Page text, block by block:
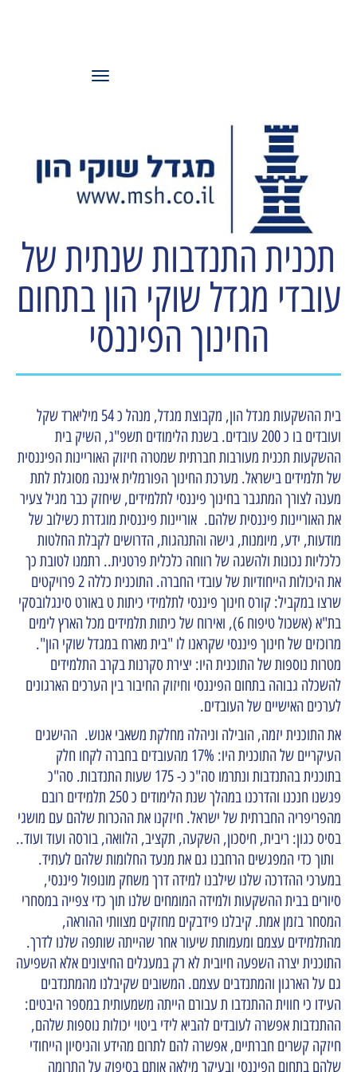
תפריט
תכנית התנדבות שנתית של
עובדי מגדל שוקי הון בתחום
החינוך הפיננסי
בית ההשקעות מגדל הון, מקבוצת מגדל, מנהל כ 54 מיליארד שקל
ועובדים בו כ 200 עובדים. בשנת הלימודים תשפ"ג, השיק בית
ההשקעות תכנית מעורבות חברתית שמטרה חיזוק האוריינות הפיננסית
של תלמידים בישראל. מערכת החינוך הפורמלית איננה מסוגלת לתת
מענה לצורך המתגבר בחינוך פיננסי לתלמידים, שיחזק כבר מגיל צעיר
את האוריינות פיננסית שלהם. אוריינות פיננסית מוגדרת כשילוב של
מודעות, ידע, מיומנות, גישה והתנהגות, הדרושים לקבלת החלטות
כלכליות נכונות ולהשגה של רווחה כלכלית פרטנית.. רתמנו לטובת כך
את היכולות הייחודיות של עובדי החברה. התוכנית כללה 2 פרויקטים
שרצו במקביל: קורס חינוך פיננסי לתלמידי כיתות ט באורט סינגלובסקי
בת"א (אשכול טיפוח 6), ואירוח של כיתות תלמידים מכל הארץ לימים
מרוכזים של חינוך פיננסי שקראנו לו "בית מארח במגדל שוקי הון".
מטרות נוספות של התוכנית היו: יצירת סקרנות בקרב התלמידים
להשכלה גבוהה בתחום הפיננסי וחיזוק החיבור בין הערכים הארגונים
לערכים האישיים של העובדים.
את התוכנית יזמה, הובילה וניהלה מחלקת משאבי אנוש. ההישגים
העיקריים של התוכנית היו: 17% מהעובדים בחברה לקחו חלק
בתוכנית בהתנדבות ונתרמו סה"כ כ- 175 שעות התנדבות. סה"כ
פגשנו חנכנו והדרכנו במהלך שנת הלימודים כ 250 תלמידים רובם
מהפריפריה החברתית של ישראל. חיזקנו את ההכרות שלהם עם מושגי
בסיס כגון: ריבית, חיסכון, השקעה, תקציב, הלוואה, בורסה ועוד ועוד..
ותוך כדי המפגשים הרחבנו גם את מנעד החלומות שלהם לעתיד.
במערכי ההדרכה שלנו שילבנו למידה דרך משחק מונופול פיננסי,
סיורים בבית ההשקעות ולמידה המומחים שלנו תוך כדי צפייה במסחרי
המסחר בזמן אמת. קיבלנו פידבקים מחזקים מצוותי ההוראה,
מהתלמידים עצמם ומעמותת שיעור אחר שהייתה שותפה שלנו לדרך.
התוכנית יצרה השפעה חיובית לא רק במעגלים החיצונים אלא השפיעה
גם על הארגון והמתנדבים עצמם. המשובים שקיבלנו מהמתנדבים
העידו כי חווית ההתנדבו ת עבורם הייתה משמעותית במספר היבטים:
ההתנדבות אפשרה לעובדים להביא לידי ביטוי יכולות נוספות שלהם,
חיזקה קשרים חברתיים, אפשרה להם לתרום מהידע והניסיון הייחודי
שלהם בתחום הפיננסי ובעיקר מילאה אותם בסיפוק על התרומה